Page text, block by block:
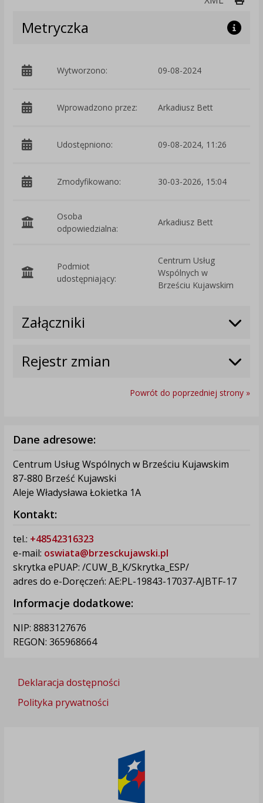
Metryczka
Wytworzono: 09-08-2024
Wprowadzono przez: Arkadiusz Bett
Udostępniono: 09-08-2024, 11:26
Zmodyfikowano: 30-03-2026, 15:04
Osoba
odpowiedzialna:
Arkadiusz Bett
Podmiot
udostępniający:
Centrum Usług
Wspólnych w
Brześciu Kujawskim
Załączniki
Rejestr zmian
Powrót do poprzedniej strony »
Dane adresowe:
Centrum Usług Wspólnych w Brześciu Kujawskim
87-880 Brześć Kujawski
Aleje Władysława Łokietka 1A
Kontakt:
tel.: +48542316323
e-mail: oswiata@brzesckujawski.pl
skrytka ePUAP: /CUW_B_K/Skrytka_ESP/
adres do e-Doręczeń: AE:PL-19843-17037-AJBTF-17
Informacje dodatkowe:
NIP: 8883127676
REGON: 365968664
Deklaracja dostępności
Polityka prywatności